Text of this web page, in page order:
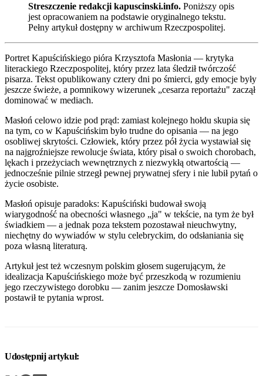
Streszczenie redakcji kapuscinski.info. Poniższy opis
jest opracowaniem na podstawie oryginalnego tekstu.
Pełny artykuł dostępny w archiwum Rzeczpospolitej.
Portret Kapuścińskiego pióra Krzysztofa Masłonia — krytyka
literackiego Rzeczpospolitej, który przez lata śledził twórczość
pisarza. Tekst opublikowany cztery dni po śmierci, gdy emocje były
jeszcze świeże, a pomnikowy wizerunek „cesarza reportażu" zaczął
dominować w mediach.
Masłoń celowo idzie pod prąd: zamiast kolejnego hołdu skupia się
na tym, co w Kapuścińskim było trudne do opisania — na jego
osobliwej skrytości. Człowiek, który przez pół życia wystawiał się
na najgroźniejsze rewolucje świata, który pisał o swoich chorobach,
lękach i przeżyciach wewnętrznych z niezwykłą otwartością —
jednocześnie pilnie strzegł pewnej prywatnej sfery i nie lubił pytań o
życie osobiste.
Masłoń opisuje paradoks: Kapuściński budował swoją
wiarygodność na obecności własnego „ja" w tekście, na tym że był
świadkiem — a jednak poza tekstem pozostawał nieuchwytny,
niechętny do wywiadów w stylu celebryckim, do odsłaniania się
poza własną literaturą.
Artykuł jest też wczesnym polskim głosem sugerującym, że
idealizacja Kapuścińskiego może być przeszkodą w rozumieniu
jego rzeczywistego dorobku — zanim jeszcze Domosławski
postawił te pytania wprost.
Udostępnij artykuł: